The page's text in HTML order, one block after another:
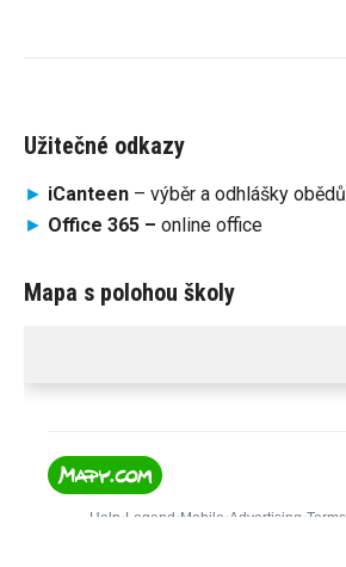
Užitečné odkazy
► iCanteen – výběr a odhlášky obědů
► Office 365 – online office
Mapa s polohou školy